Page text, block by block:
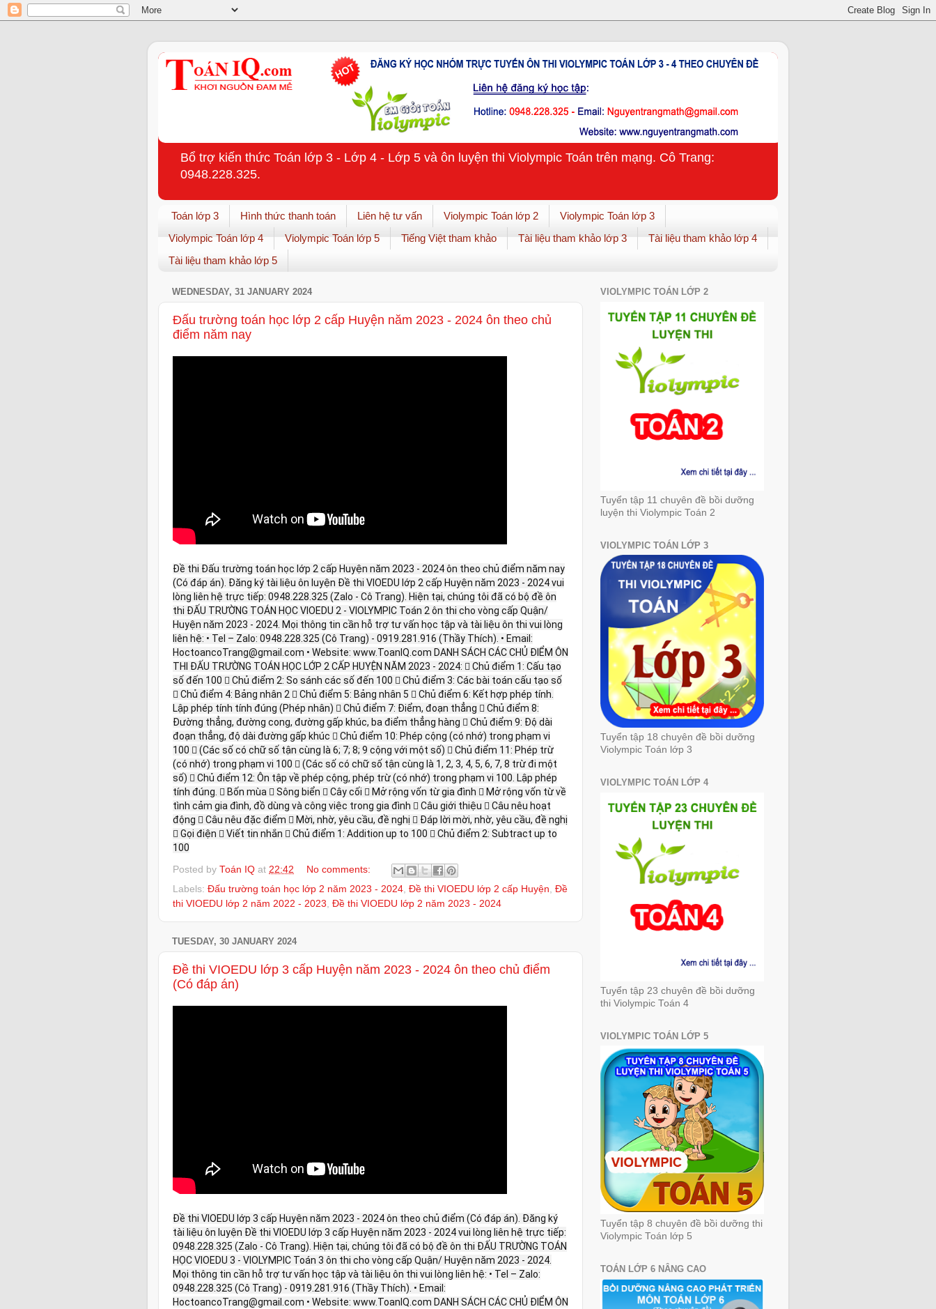
Bổ trợ kiến thức Toán lớp 3 - Lớp 4 - Lớp 5 và ôn luyện thi Violympic Toán trên mạng. Cô Trang:
0948.228.325.
Toán lớp 3 Hình thức thanh toán Liên hệ tư vấn Violympic Toán lớp 2
Violympic Toán lớp 3
Violympic Toán lớp 4
Violympic Toán lớp 5 Tiếng Việt tham khảo Tài liệu tham khảo lớp 3
Tài liệu tham khảo lớp 4
Tài liệu tham khảo lớp 5
WEDNESDAY, 31 JANUARY 2024
Đấu trường toán học lớp 2 cấp Huyện năm 2023 - 2024 ôn theo chủ
điểm năm nay
Đề thi Đấu trường toán học lớp 2 cấp Huyện năm 2023 - 2024 ôn theo chủ điểm năm nay
(Có đáp án). Đăng ký tài liệu ôn luyện Đề thi VIOEDU lớp 2 cấp Huyện năm 2023 - 2024 vui
lòng liên hệ trực tiếp: 0948.228.325 (Zalo - Cô Trang). Hiện tại, chúng tôi đã có bộ đề ôn
thi ĐẤU TRƯỜNG TOÁN HỌC VIOEDU 2 - VIOLYMPIC Toán 2 ôn thi cho vòng cấp Quận/
Huyện năm 2023 - 2024. Mọi thông tin cần hỗ trợ tư vấn học tập và tài liệu ôn thi vui lòng
liên hệ: • Tel – Zalo: 0948.228.325 (Cô Trang) - 0919.281.916 (Thầy Thích). • Email:
HoctoancoTrang@gmail.com • Website: www.ToanIQ.com DANH SÁCH CÁC CHỦ ĐIỂM ÔN
THI ĐẤU TRƯỜNG TOÁN HỌC LỚP 2 CẤP HUYỆN NĂM 2023 - 2024:  Chủ điểm 1: Cấu tạo
số đến 100  Chủ điểm 2: So sánh các số đến 100  Chủ điểm 3: Các bài toán cấu tạo số
 Chủ điểm 4: Bảng nhân 2  Chủ điểm 5: Bảng nhân 5  Chủ điểm 6: Kết hợp phép tính.
Lập phép tính tính đúng (Phép nhân)  Chủ điểm 7: Điểm, đoạn thẳng  Chủ điểm 8:
Đường thẳng, đường cong, đường gấp khúc, ba điểm thẳng hàng  Chủ điểm 9: Độ dài
đoạn thẳng, độ dài đường gấp khúc  Chủ điểm 10: Phép cộng (có nhớ) trong phạm vi
100  (Các số có chữ số tận cùng là 6; 7; 8; 9 cộng với một số)  Chủ điểm 11: Phép trừ
(có nhớ) trong phạm vi 100  (Các số có chữ số tận cùng là 1, 2, 3, 4, 5, 6, 7, 8 trừ đi một
số)  Chủ điểm 12: Ôn tập về phép cộng, phép trừ (có nhớ) trong phạm vi 100. Lập phép
tính đúng.  Bốn mùa  Sông biển  Cây cối  Mở rộng vốn từ gia đình  Mở rộng vốn từ về
tình cảm gia đình, đồ dùng và công việc trong gia đình  Câu giới thiệu  Câu nêu hoạt
động  Câu nêu đặc điểm  Mời, nhờ, yêu cầu, đề nghị  Đáp lời mời, nhờ, yêu cầu, đề nghị
 Gọi điện  Viết tin nhắn  Chủ điểm 1: Addition up to 100  Chủ điểm 2: Subtract up to
100
Posted by Toán IQ at 22:42
No comments:
Labels: Đấu trường toán học lớp 2 năm 2023 - 2024, Đề thi VIOEDU lớp 2 cấp Huyện, Đề
thi VIOEDU lớp 2 năm 2022 - 2023, Đề thi VIOEDU lớp 2 năm 2023 - 2024
TUESDAY, 30 JANUARY 2024
Đề thi VIOEDU lớp 3 cấp Huyện năm 2023 - 2024 ôn theo chủ điểm
(Có đáp án)
Đề thi VIOEDU lớp 3 cấp Huyện năm 2023 - 2024 ôn theo chủ điểm (Có đáp án). Đăng ký
tài liệu ôn luyện Đề thi VIOEDU lớp 3 cấp Huyện năm 2023 - 2024 vui lòng liên hệ trực tiếp:
0948.228.325 (Zalo - Cô Trang). Hiện tại, chúng tôi đã có bộ đề ôn thi ĐẤU TRƯỜNG TOÁN
HỌC VIOEDU 3 - VIOLYMPIC Toán 3 ôn thi cho vòng cấp Quận/ Huyện năm 2023 - 2024.
Mọi thông tin cần hỗ trợ tư vấn học tập và tài liệu ôn thi vui lòng liên hệ: • Tel – Zalo:
0948.228.325 (Cô Trang) - 0919.281.916 (Thầy Thích). • Email:
HoctoancoTrang@gmail.com • Website: www.ToanIQ.com DANH SÁCH CÁC CHỦ ĐIỂM ÔN
VIOLYMPIC TOÁN LỚP 2
Tuyển tập 11 chuyên đề bồi dưỡng
luyện thi Violympic Toán 2
VIOLYMPIC TOÁN LỚP 3
Tuyển tập 18 chuyên đề bồi dưỡng
Violympic Toán lớp 3
VIOLYMPIC TOÁN LỚP 4
Tuyển tập 23 chuyên đề bồi dưỡng
thi Violympic Toán 4
VIOLYMPIC TOÁN LỚP 5
Tuyển tập 8 chuyên đề bồi dưỡng thi
Violympic Toán lớp 5
TOÁN LỚP 6 NÂNG CAO